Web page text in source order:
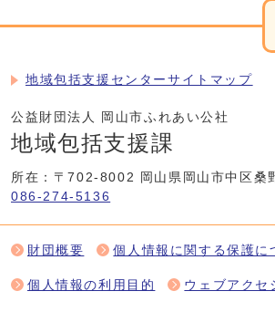
地域包括支援センターサイトマップ
公益財団法人 岡山市ふれあい公社
地域包括支援課
所在：〒702-8002 岡山県岡山市中区桑
086-274-5136
財団概要 個人情報に関する保護に
個人情報の利用目的 ウェブアクセ